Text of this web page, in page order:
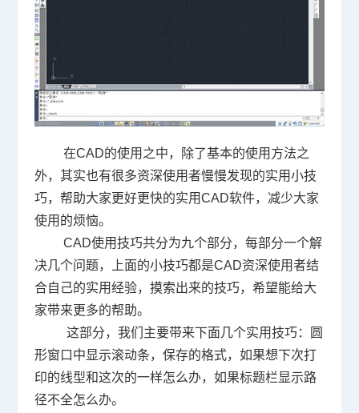
在CAD的使用之中，除了基本的使用方法之
外，其实也有很多资深使用者慢慢发现的实用小技
巧，帮助大家更好更快的实用CAD软件，减少大家
使用的烦恼。
CAD使用技巧共分为九个部分，每部分一个解
决几个问题，上面的小技巧都是CAD资深使用者结
合自己的实用经验，摸索出来的技巧，希望能给大
家带来更多的帮助。
这部分，我们主要带来下面几个实用技巧：圆
形窗口中显示滚动条，保存的格式，如果想下次打
印的线型和这次的一样怎么办，如果标题栏显示路
径不全怎么办。